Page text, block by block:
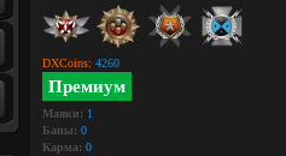
DXCoins: 4260
Премиум
Маяки: 1
Баны: 0
Карма: 0